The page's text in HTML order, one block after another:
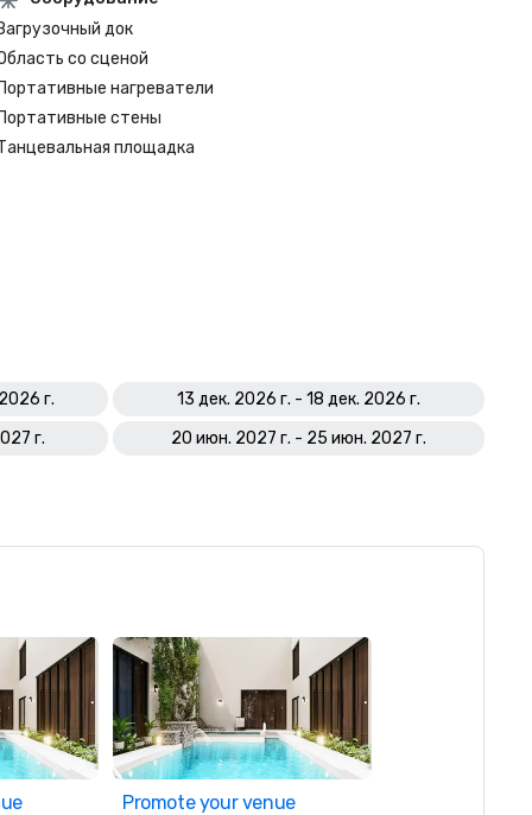
док
со сценой
Портативные нагреватели
Портативные стены
площадка
г.
13 дек. 2026 г. - 18 дек. 2026 г.
г.
20 июн. 2027 г. - 25 июн. 2027 г.
Promote your venue